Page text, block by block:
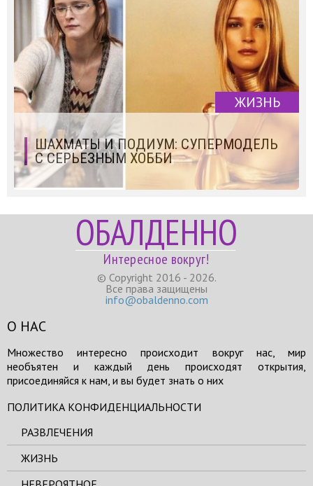
ЖИЗНЬ
ШАХМАТЫ И ПОДИУМ: СУПЕРМОДЕЛЬ
С СЕРЬЕЗНЫМ ХОББИ
ОБАЛДЕННО
Интересное вокруг!
© Copyright 2016 - 2026.
Все права защищены
info@obaldenno.com
О НАС
Множество интересно происходит вокруг нас, мир
необъятен и каждый день происходят открытия,
присоединяйся к нам, и вы будет знать о них
ПОЛИТИКА КОНФИДЕНЦИАЛЬНОСТИ
РАЗВЛЕЧЕНИЯ
ЖИЗНЬ